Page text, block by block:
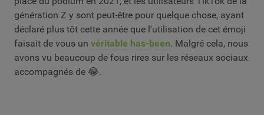
génération Z y sont peut-être pour quelque chose, ayant
déclaré plus tôt cette année que l'utilisation de cet émoji
faisait de vous un véritable has-been. Malgré cela, nous
avons vu beaucoup de fous rires sur les réseaux sociaux
accompagnés de 😂.